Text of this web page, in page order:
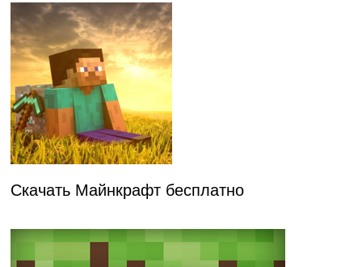
Скачать Майнкрафт бесплатно